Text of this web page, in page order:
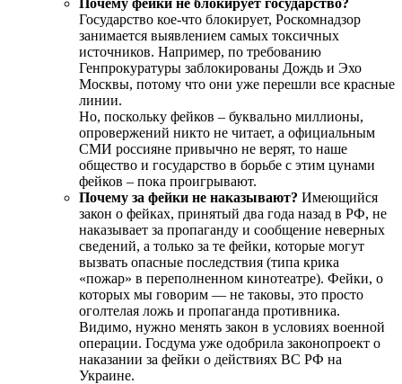
Государство кое-что блокирует, Роскомнадзор
занимается выявлением самых токсичных
источников. Например, по требованию
Генпрокуратуры заблокированы Дождь и Эхо
Москвы, потому что они уже перешли все красные
линии.
Но, поскольку фейков – буквально миллионы,
опровержений никто не читает, а официальным
СМИ россияне привычно не верят, то наше
общество и государство в борьбе с этим цунами
фейков – пока проигрывают.
Почему за фейки не наказывают? Имеющийся
закон о фейках, принятый два года назад в РФ, не
наказывает за пропаганду и сообщение неверных
сведений, а только за те фейки, которые могут
вызвать опасные последствия (типа крика
«пожар» в переполненном кинотеатре). Фейки, о
которых мы говорим — не таковы, это просто
оголтелая ложь и пропаганда противника.
Видимо, нужно менять закон в условиях военной
операции. Госдума уже одобрила законопроект о
наказании за фейки о действиях ВС РФ на
Украине.